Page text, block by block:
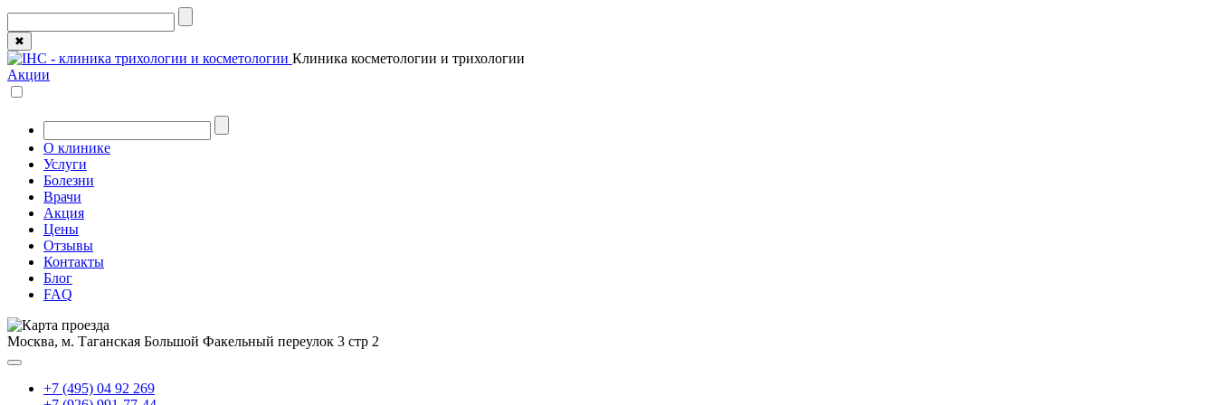
✖
Клиника косметологии и трихологии
Акции
О клинике
Услуги
Болезни
Врачи
Акция
Цены
Отзывы
Контакты
Блог
FAQ
Москва, м. Таганская Большой Факельный переулок 3 стр 2
+7 (495) 04 92 269